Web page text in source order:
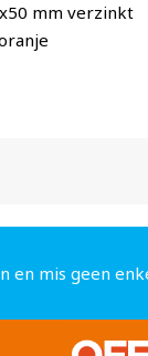
mm verzinkt
en mis geen